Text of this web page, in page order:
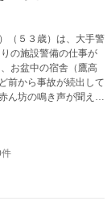
（５３歳）は、大手警
の施設警備の仕事が
お盆中の宿舎（鷹高
前から事故が続出して
ん坊の鳴き声が聞えて
工事現場、怨念が事故
いていた。 宗一郎と
行きたくはない。
はめになった。 初
死体と対面してしま
毒殺されていた。 殺